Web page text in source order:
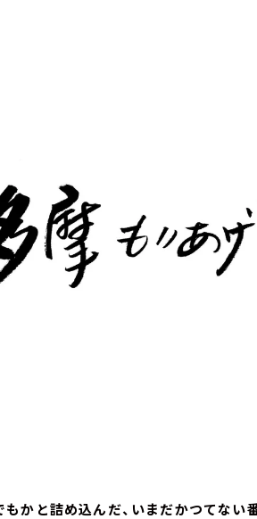
かと詰め込んだ、いまだかつてない